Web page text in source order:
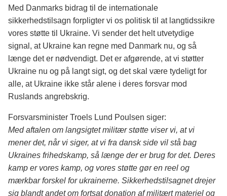
Med Danmarks bidrag til de internationale
sikkerhedstilsagn forpligter vi os politisk til at langtidssikre
vores støtte til Ukraine. Vi sender det helt utvetydige
signal, at Ukraine kan regne med Danmark nu, og så
længe det er nødvendigt. Det er afgørende, at vi støtter
Ukraine nu og på langt sigt, og det skal være tydeligt for
alle, at Ukraine ikke står alene i deres forsvar mod
Ruslands angrebskrig.
Forsvarsminister Troels Lund Poulsen siger:
Med aftalen om langsigtet militær støtte viser vi, at vi
mener det, når vi siger, at vi fra dansk side vil stå bag
Ukraines frihedskamp, så længe der er brug for det. Deres
kamp er vores kamp, og vores støtte gør en reel og
mærkbar forskel for ukrainerne. Sikkerhedstilsagnet drejer
sig blandt andet om fortsat donation af militært materiel og